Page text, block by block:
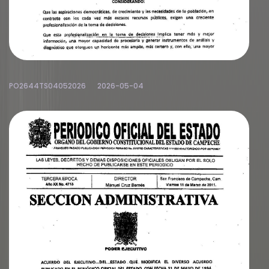
PO2644TS04052026 2026-05-04